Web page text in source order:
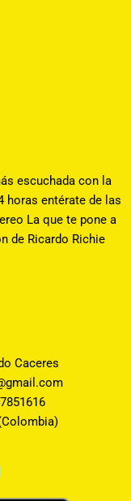
escuchada con la
horas entérate de las
La que te pone a
de Ricardo Richie
Caceres